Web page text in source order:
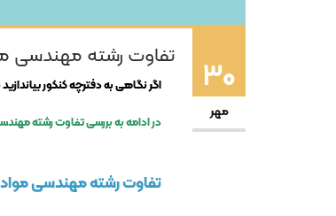
30
مهر
تفاوت رشته مهندسی
اگر نگاهی به دفترچه کنکور بیاندازید
در ادامه به بررسی تفاوت رشته
تفاوت رشته مهندسی مواد